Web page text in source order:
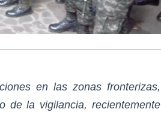
en las zonas fronterizas,
de la vigilancia, recientemente